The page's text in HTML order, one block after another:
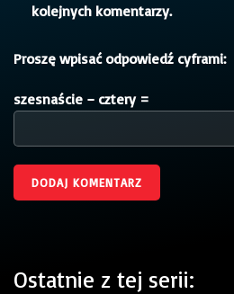
kolejnych komentarzy.
Proszę wpisać odpowiedź cyframi:
szesnaście − cztery =
Ostatnie z tej serii: